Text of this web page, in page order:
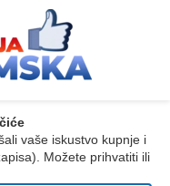
vaše iskustvo kupnje i
Možete prihvatiti ili